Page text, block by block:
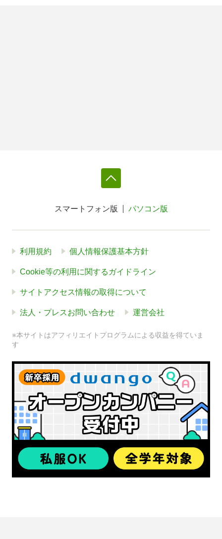
スマートフォン版 パソコン版
利用規約 個人情報保護基本方針
Cookie等の利用に関するガイドライン
サイトアクセス情報の取得について
法人・プレスお問い合わせ 運営会社
※本サイトはアフィリエイトプログラムによる収益を得ていま
す